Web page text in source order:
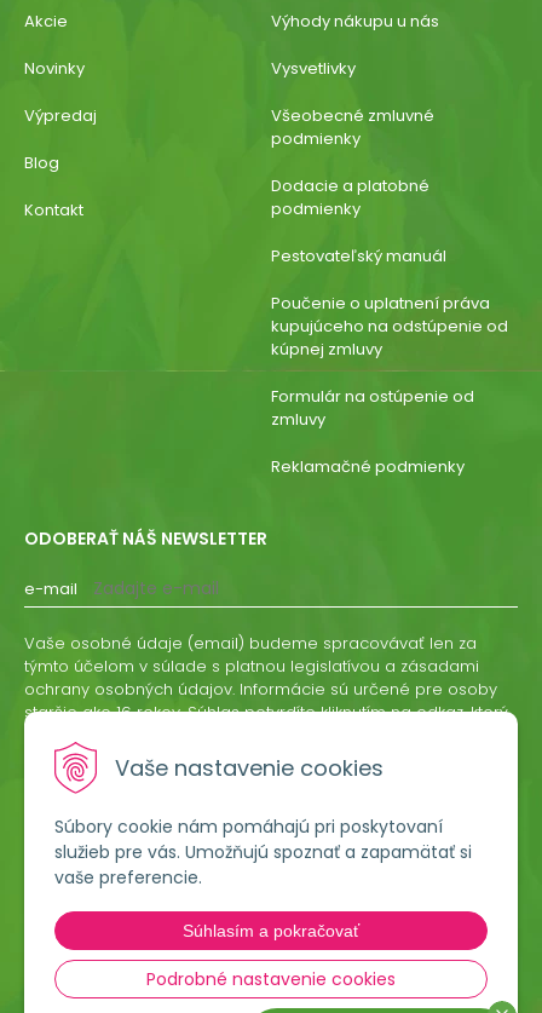
Vaše nastavenie cookies
Súbory cookie nám pomáhajú pri poskytovaní
služieb pre vás. Umožňujú spoznať a zapamätať si
vaše preferencie.
Súhlasím a pokračovať
Podrobné nastavenie cookies
Lumigreen, s.r.o.
Hradská 535
966 54 Tekovské Nemce
Akcie
Novinky
Výpredaj
Blog
Kontakt
Výhody nákupu u nás
Vysvetlivky
Všeobecné zmluvné
podmienky
Dodacie a platobné
podmienky
Pestovateľský manuál
Poučenie o uplatnení práva
kupujúceho na odstúpenie od
kúpnej zmluvy
Formulár na ostúpenie od
zmluvy
Reklamačné podmienky
ODOBERAŤ NÁŠ NEWSLETTER
e-mail
ODOBERAŤ
Vaše osobné údaje (email) budeme spracovávať len za
týmto účelom v súlade s platnou legislatívou a zásadami
ochrany osobných údajov. Informácie sú určené pre osoby
staršie ako 16 rokov. Súhlas potvrdíte kliknutím na odkaz, ktorý
odvolať písomne, emailom alebo kliknutím na odkaz z
ktoréhokoľvek informačného emailu.